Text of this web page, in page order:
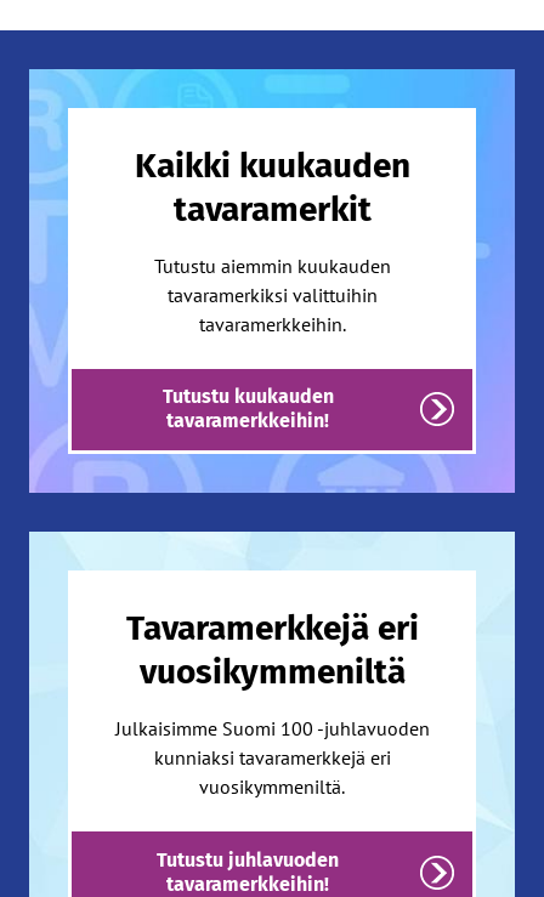
Kaikki kuukauden
tavaramerkit
Tutustu aiemmin kuukauden
tavaramerkiksi valittuihin
tavaramerkkeihin.
Tutustu kuukauden
tavaramerkkeihin!
Tavaramerkkejä eri
vuosikymmeniltä
Julkaisimme Suomi 100 -juhlavuoden
kunniaksi tavaramerkkejä eri
vuosikymmeniltä.
Tutustu juhlavuoden
tavaramerkkeihin!